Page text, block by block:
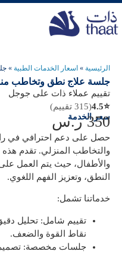
الرئيسية » اسعار الخدمات الطبية »
جلسة علاج نطق وتخاطب
تقييم عملاء ذات على جوجل
⭐
4.5(315 تقييم)
سعر الخدمة
350 ر.س
حصل على دعم احترافي في
والتخاطب المنزلي. تقدم هذه
والأطفال، حيث يتم العمل
النطق، وتعزيز الفهم اللغوي.
خدماتنا تشمل:
تقييم شامل: تحليل
نقاط القوة والضعف.
جلسات مخصصة: